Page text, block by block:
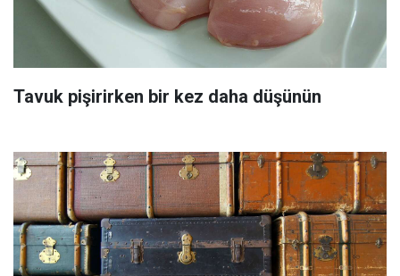
Tavuk pişirirken bir kez daha düşünün